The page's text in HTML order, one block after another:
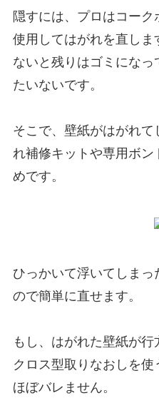
隠すには、プロはコー
使用してはがれを直し
ないと残りはゴミにな
たいないです。
そこで、壁紙がはがれ
れ補修キットや専用ボ
めです。
ひっかいて浮いてしま
ので簡単に直せます。
もし、はがれた壁紙が行
クロス型取りなおしを
ほぼバレません。